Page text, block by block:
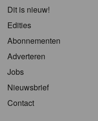
Dit is nieuw!
Edities
Abonnementen
Adverteren
Jobs
Nieuwsbrief
Contact